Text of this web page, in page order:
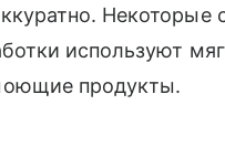
Некоторые
используют
продукты.